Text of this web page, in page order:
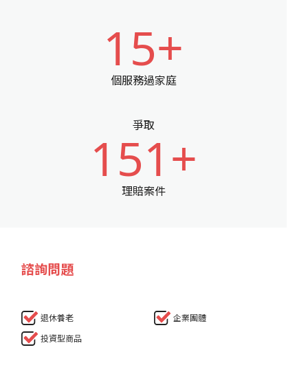
15+
個服務過家庭
爭取
151+
理賠案件
諮詢問題
退休養老
企業團體
投資型商品